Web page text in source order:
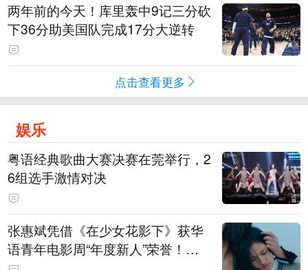
两年前的今天！库里轰中9记三分砍
下36分助美国队完成17分大逆转
点击查看更多
娱乐
粤语经典歌曲大赛决赛在莞举行，2
6组选手激情对决
张惠斌凭借《在少女花影下》获华
语青年电影周“年度新人”荣誉！该